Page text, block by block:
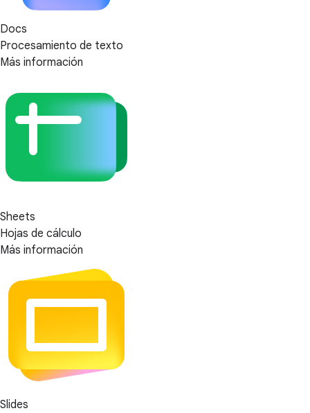
Docs
Procesamiento de texto
Más información
Sheets
Hojas de cálculo
Más información
Slides